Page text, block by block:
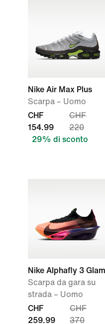
Nike Air Max Plus
Scarpa – Uomo
CHF
154.99
CHF
220
29% di sconto
Nike Alphafly 3 Glam
Scarpa da gara su
strada – Uomo
CHF
259.99
CHF
370